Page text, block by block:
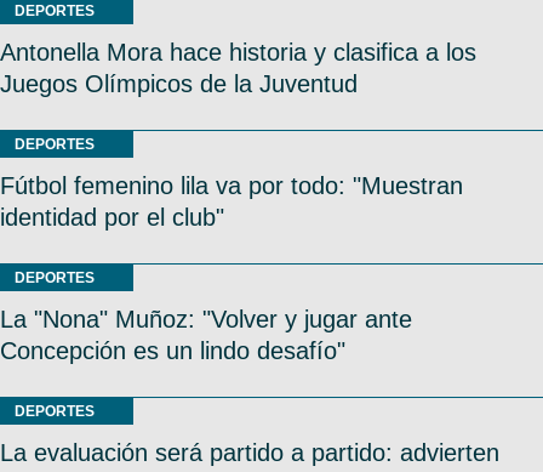
DEPORTES
Antonella Mora hace historia y clasifica a los
Juegos Olímpicos de la Juventud
DEPORTES
Fútbol femenino lila va por todo: "Muestran
identidad por el club"
DEPORTES
La "Nona" Muñoz: "Volver y jugar ante
Concepción es un lindo desafío"
DEPORTES
La evaluación será partido a partido: advierten